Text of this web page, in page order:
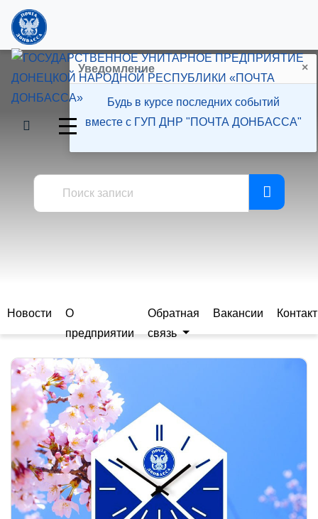
Пресс-центр
Новости
О
предприятии
Обратная
связь
Вакансии
Уведомление ×
Будь в курсе последних событий
вместе с ГУП ДНР "ПОЧТА ДОНБАССА"